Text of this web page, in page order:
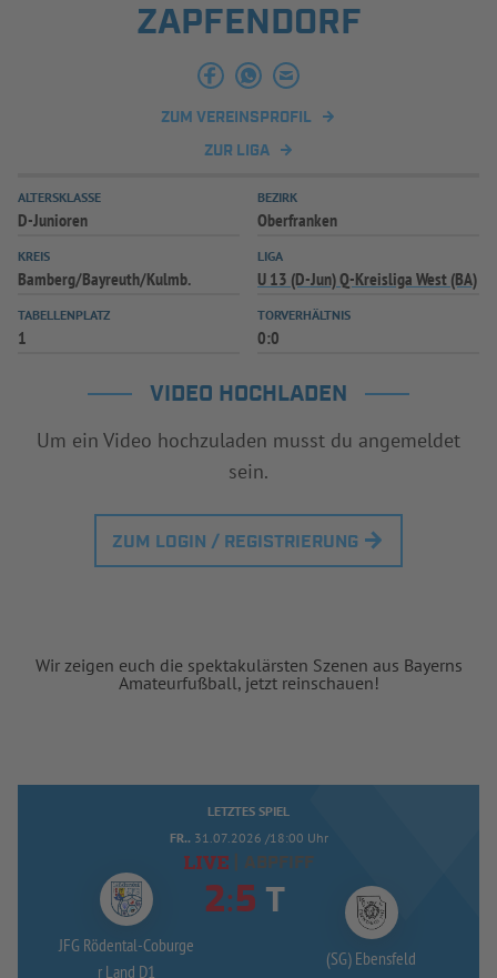
ZAPFENDORF
ZUM VEREINSPROFIL
ZUR LIGA
ALTERSKLASSE
D-Junioren
BEZIRK
Oberfranken
KREIS
Bamberg/Bayreuth/Kulmb.
LIGA
U 13 (D-Jun) Q-Kreisliga West (BA)
TABELLENPLATZ
1
TORVERHÄLTNIS
0:0
VIDEO HOCHLADEN
Um ein Video hochzuladen musst du angemeldet
sein.
ZUM LOGIN / REGISTRIERUNG
Wir zeigen euch die spektakulärsten Szenen aus Bayerns
Amateurfußball, jetzt reinschauen!
LETZTES SPIEL
FR.. 31.07.2026 /18:00 Uhr
ABPFIFF
JFG Rödental-Coburge
r Land D1
: T
(SG) Ebensfeld